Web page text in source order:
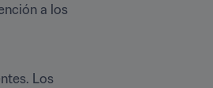
a los
Los